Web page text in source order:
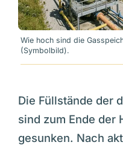
Wie hoch sind die
(Symbolbild).
Die Füllstände der
sind zum Ende der
gesunken. Nach